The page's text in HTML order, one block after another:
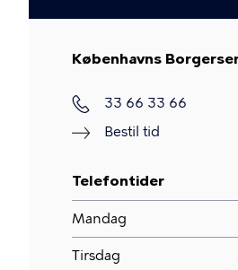
Københavns
Telefon
33 66 33 66
Bestil tid
Telefontider
Mandag
Tirsdag